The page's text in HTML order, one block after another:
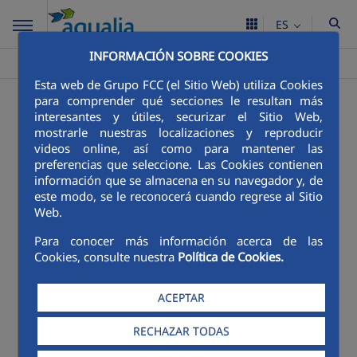
INFORMACIÓN SOBRE COOKIES
Esta web de Grupo FCC (el Sitio Web) utiliza Cookies
para comprender qué secciones le resultan más
interesantes y útiles, securizar el Sitio Web,
mostrarle nuestras localizaciones y reproducir
videos online, así como para mantener las
preferencias que seleccione. Las Cookies contienen
información que se almacena en su navegador y, de
este modo, se le reconocerá cuando regrese al Sitio
Web.
Para conocer más información acerca de las
Cookies, consulte nuestra Política de Cookies.
ACEPTAR
RECHAZAR TODAS
ES
>Educación y concienciación
Educación y
concienciación
Menú Cuadernillo Educativo
En construcción...
Estamos trabajando en la construcción de esta sección.
En las próximas horas estará disponible el contenido